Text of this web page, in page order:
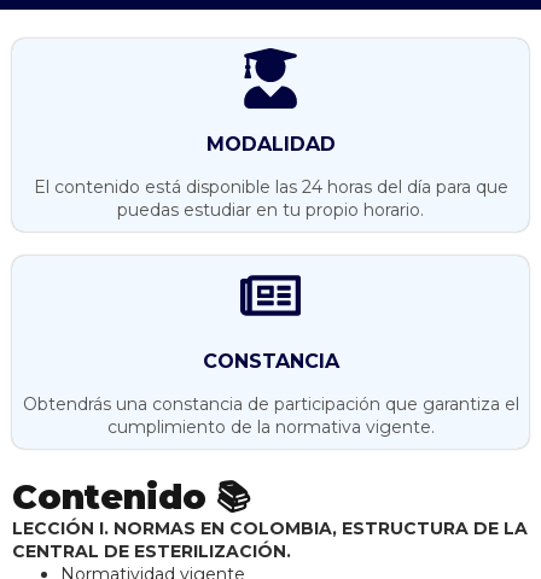
MODALIDAD
El contenido está disponible las 24 horas del día para que
puedas estudiar en tu propio horario.
CONSTANCIA
Obtendrás una constancia de participación que garantiza el
cumplimiento de la normativa vigente.
Contenido 📚
LECCIÓN I. NORMAS EN COLOMBIA, ESTRUCTURA DE LA
CENTRAL DE ESTERILIZACIÓN.
Normatividad vigente